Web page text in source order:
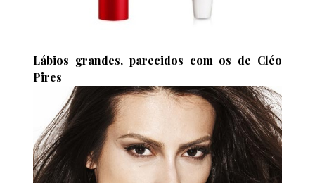
Lábios grandes, parecidos com os de Cléo
Pires